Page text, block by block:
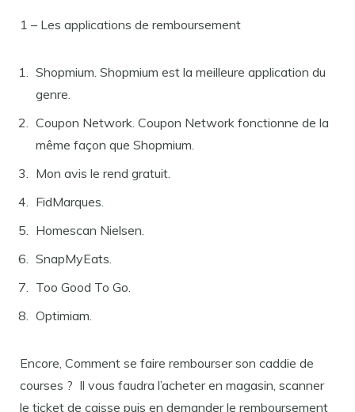
1 – Les applications de remboursement
Shopmium. Shopmium est la meilleure application du
genre.
Coupon Network. Coupon Network fonctionne de la
même façon que Shopmium.
Mon avis le rend gratuit.
FidMarques.
Homescan Nielsen.
SnapMyEats.
Too Good To Go.
Optimiam.
Encore, Comment se faire rembourser son caddie de
courses ? Il vous faudra l’acheter en magasin, scanner
le ticket de caisse puis en demander le remboursement